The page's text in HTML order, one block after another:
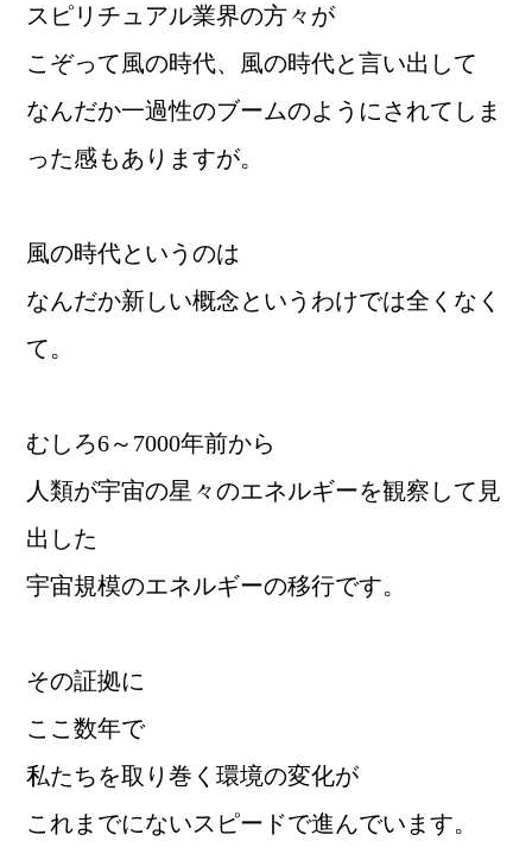
スピリチュアル業界の方々が
こぞって風の時代、風の時代と言い出して
なんだか一過性のブームのようにされてしま
った感もありますが。
風の時代というのは
なんだか新しい概念というわけでは全くなく
て。
むしろ6～7000年前から
人類が宇宙の星々のエネルギーを観察して見
出した
宇宙規模のエネルギーの移行です。
その証拠に
ここ数年で
私たちを取り巻く環境の変化が
これまでにないスピードで進んでいます。